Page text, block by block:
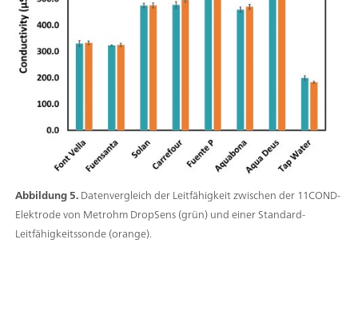
Abbildung 5.Datenvergleich der Leitfähigkeit zwischen der 11COND-
Elektrode von Metrohm DropSens (grün) und einer Standard-
Leitfähigkeitssonde (orange).